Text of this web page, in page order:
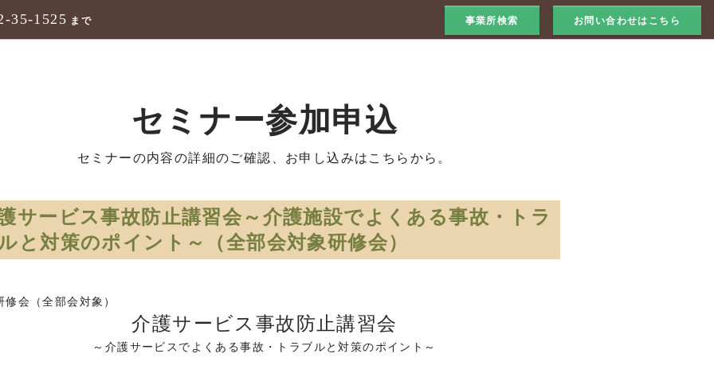
35-1525 まで 事業所検索 お問い合わせはこちら
セミナー参加申込
セミナーの内容の詳細のご確認、お申し込みはこちらから。
サービス事故防止講習会～介護施設でよくある事故・トラ
と対策のポイント～（全部会対象研修会）
修会（全部会対象）
介護サービス事故防止講習会
～介護サービスでよくある事故・トラブルと対策のポイント～